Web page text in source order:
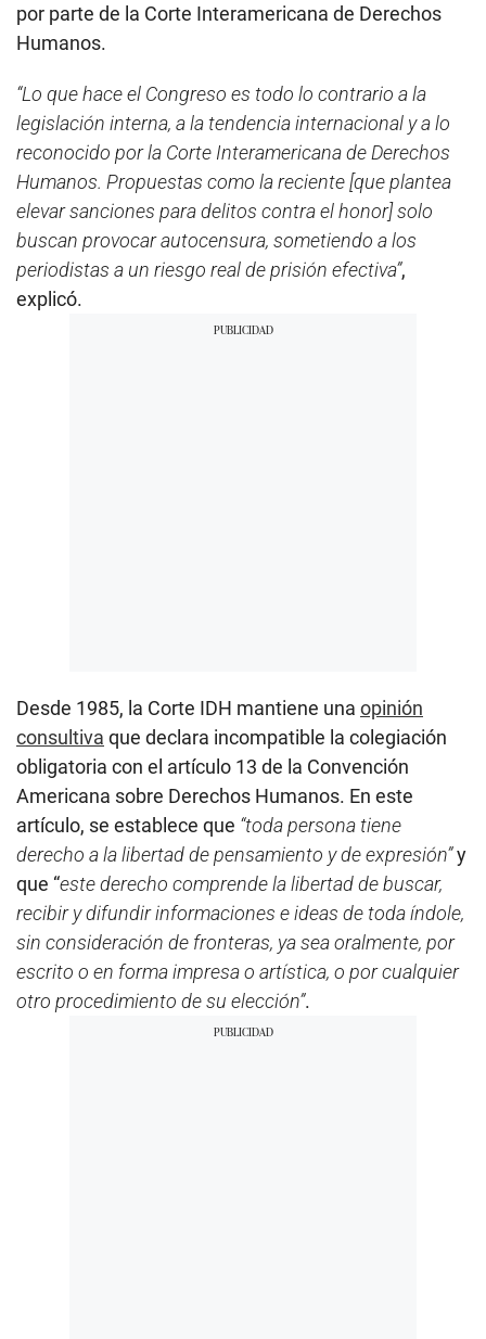
por parte de la Corte Interamericana de Derechos
Humanos.
“Lo que hace el Congreso es todo lo contrario a la
legislación interna, a la tendencia internacional y a lo
reconocido por la Corte Interamericana de Derechos
Humanos. Propuestas como la reciente [que plantea
elevar sanciones para delitos contra el honor] solo
buscan provocar autocensura, sometiendo a los
periodistas a un riesgo real de prisión efectiva”,
explicó.
Desde 1985, la Corte IDH mantiene una opinión
consultiva que declara incompatible la colegiación
obligatoria con el artículo 13 de la Convención
Americana sobre Derechos Humanos. En este
artículo, se establece que “toda persona tiene
derecho a la libertad de pensamiento y de expresión”y
que “este derecho comprende la libertad de buscar,
recibir y difundir informaciones e ideas de toda índole,
sin consideración de fronteras, ya sea oralmente, por
escrito o en forma impresa o artística, o por cualquier
otro procedimiento de su elección”.